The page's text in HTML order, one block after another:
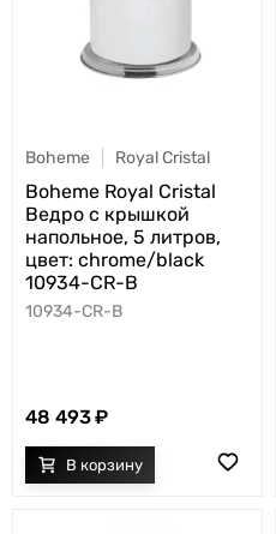
Boheme Royal Cristal
Boheme Royal Cristal
Ведро с крышкой
напольное, 5 литров,
цвет: chrome/black
10934-CR-B
10934-CR-B
48 493